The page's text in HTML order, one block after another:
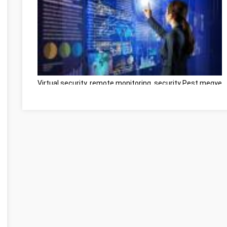
Virtual security, remote monitoring, security Pest megye